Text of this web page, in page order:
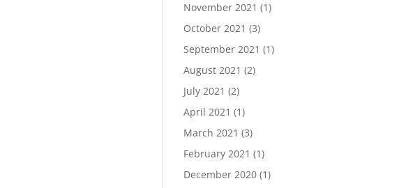
November 2021 (1)
October 2021 (3)
September 2021 (1)
August 2021 (2)
July 2021 (2)
April 2021 (1)
March 2021 (3)
February 2021 (1)
December 2020 (1)